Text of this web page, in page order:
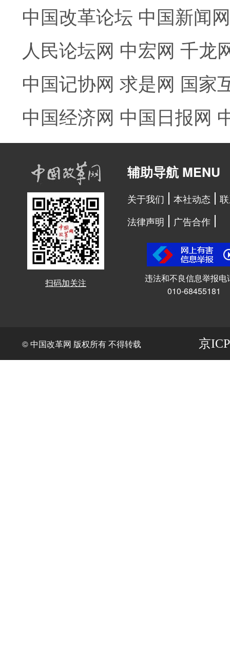
中国改革论坛 中国新闻网
人民论坛网 中宏网 千龙
中国记协网 求是网 国家
中国经济网 中国日报网
扫码加关注
辅助导航 MENU
关于我们 本社动态
法律声明
广告合作
违法和不良信息举报电
010-68455181
© 中国改革网 版权所有 不得转载 京